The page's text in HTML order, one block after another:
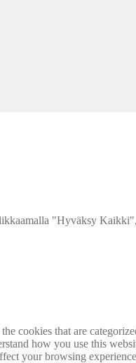
"Hyväksy
that are
how you use this
your browsing